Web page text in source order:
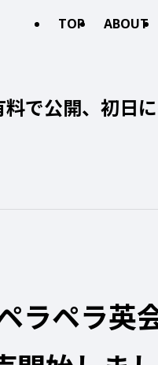
TOP ABOUT
で公開、初日
ラペラ